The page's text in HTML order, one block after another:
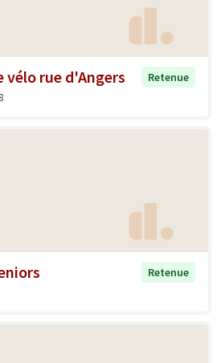
vélo rue d'Angers
Retenue
Retenue